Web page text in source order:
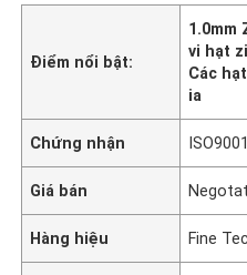
Điểm nổi bật:
1.0mm
vi hạt
Các
ia
Chứng nhận ISO9001
Giá bán
Hàng hiệu Fine